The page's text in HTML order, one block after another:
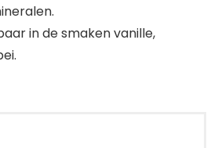
in de smaken vanille,